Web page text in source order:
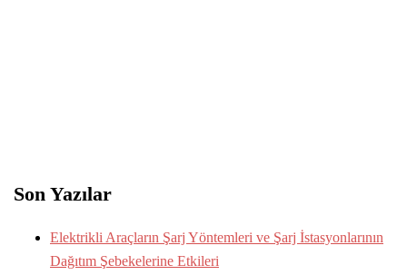
Son Yazılar
Elektrikli Araçların Şarj Yöntemleri ve Şarj İstasyonlarının
Dağıtım Şebekelerine Etkileri